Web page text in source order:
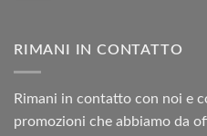
RIMANI IN CONTATTO
Rimani in contatto con noi e
promozioni che abbiamo da